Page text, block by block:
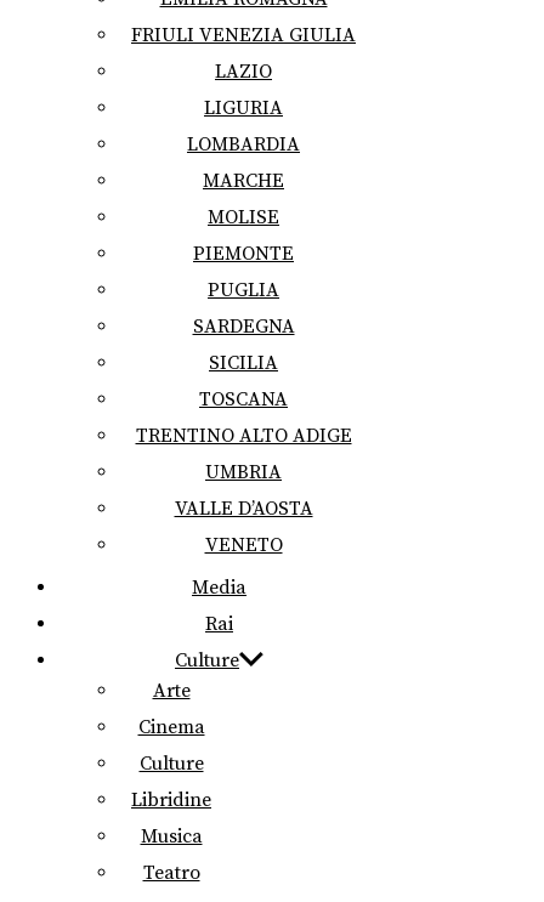
FRIULI VENEZIA GIULIA
LAZIO
LIGURIA
LOMBARDIA
MARCHE
MOLISE
PIEMONTE
PUGLIA
SARDEGNA
SICILIA
TOSCANA
TRENTINO ALTO ADIGE
UMBRIA
VALLE D’AOSTA
VENETO
Media
Rai
Culture
Arte
Cinema
Culture
Libridine
Musica
Teatro